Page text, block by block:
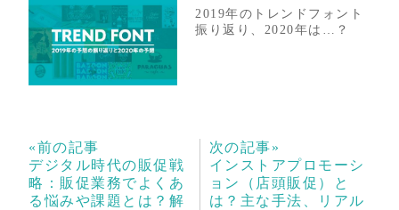
2019年のトレンドフォント
振り返り、2020年は…？
«前の記事
デジタル時代の販促戦
略：販促業務でよくあ
る悩みや課題とは？解
次の記事»
インストアプロモーシ
ョン（店頭販促）と
は？主な手法、リアル